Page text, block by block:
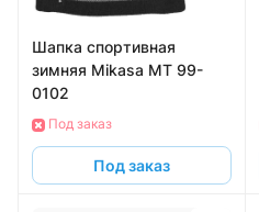
Шапка спортивная
зимняя Mikasa MT 99-
0102
Под заказ
Под заказ